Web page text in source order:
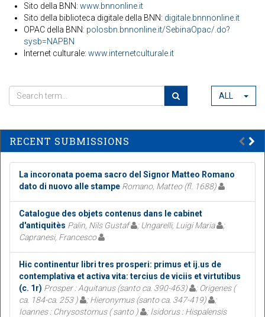
Sito della BNN: www.bnnonline.it
Sito della biblioteca digitale della BNN: digitale.bnnnonline.it
OPAC della BNN: polosbn.bnnonline.it/SebinaOpac/.do?
sysb=NAPBN
Internet culturale: www.internetculturale.it
ALL
RECENT SUBMISSIONS
La incoronata poema sacro del Signor Matteo Romano
dato di nuovo alle stampe Romano, Matteo (fl. 1688)
Catalogue des objets contenus dans le cabinet
d'antiquitès Palin, Nils Gustaf ; Ungarelli, Luigi Maria
;
Capranesi, Francesco
Hic continentur libri tres prosperi: primus et ij.us de
contemplativa et activa vita: tercius de viciis et virtutibus
(c. 1r) Prosper : Aquitanus (santo ca. 390-463)
; Origenes (
ca. 184-ca. 253 )
; Hieronymus (santo ca. 347-419)
;
Ioannes : Chrysostomus ( santo )
; Isidorus : Hispalensis